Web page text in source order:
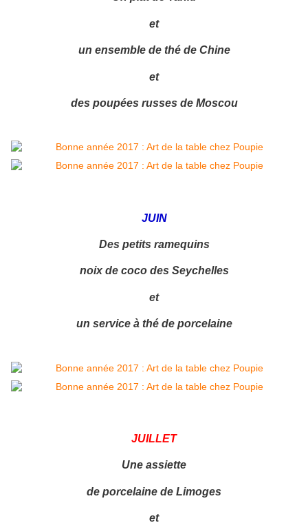
et
un ensemble de thé de Chine
et
des poupées russes de Moscou
JUIN
Des petits ramequins
noix de coco des Seychelles
et
un service à thé de porcelaine
JUILLET
Une assiette
de porcelaine de Limoges
et